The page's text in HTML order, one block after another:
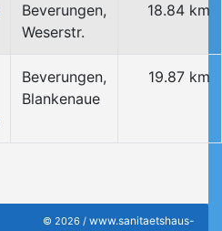
Beverungen,
Weserstr.
18.84 km
Beverungen,
Blankenaue
19.87 km
© 2026 / www.sanitaetshaus-